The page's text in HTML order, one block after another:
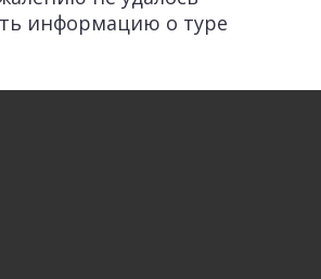
информацию о туре